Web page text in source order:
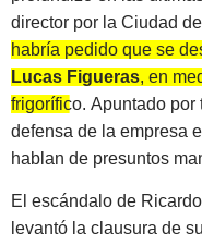
director por la Ciudad
habría pedido que se
Lucas Figueras, en
frigorífico. Apuntado por
defensa de la empresa
hablan de presuntos
El escándalo de
levantó la clausura de